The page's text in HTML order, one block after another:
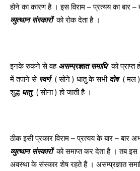
होने का कारण है । इस विराम – प्रत्यय का बार
व्युत्थान संस्कारोंको रोक देता है ।
इनके रुकने से वह असम्प्रज्ञात समाधिको प्राप्त
में तपाने से स्वर्ण( सोने ) धातु के सभी दोष( मल )
शुद्ध धातु( सोना ) हो जाती है ।
ठीक इसी प्रकार विराम – प्रत्यय के बार – बार
व्युत्थान संस्कारोंको समाप्त कर देता है । तब इस
अवस्था के संस्कार शेष रहते हैं । असम्प्रज्ञात